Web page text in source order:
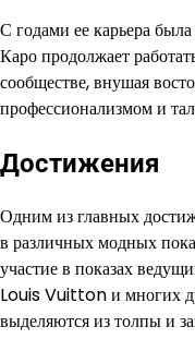
С годами ее карьера
Каро продолжает
сообществе, внушая
профессионализмом и
Достижения
Одним из главных
в различных модных
участие в показах
Louis Vuitton и многих
выделяются из толпы и